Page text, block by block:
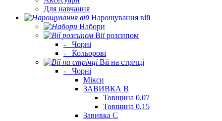
Для навчання
Нарощування вій
Набори
Вії розсипом
-
Чорні
-
Кольорові
Вії на стрічці
-
Чорні
Мікси
ЗАВИВКА В
Товщина 0,07
Товщина 0,15
Завивка C